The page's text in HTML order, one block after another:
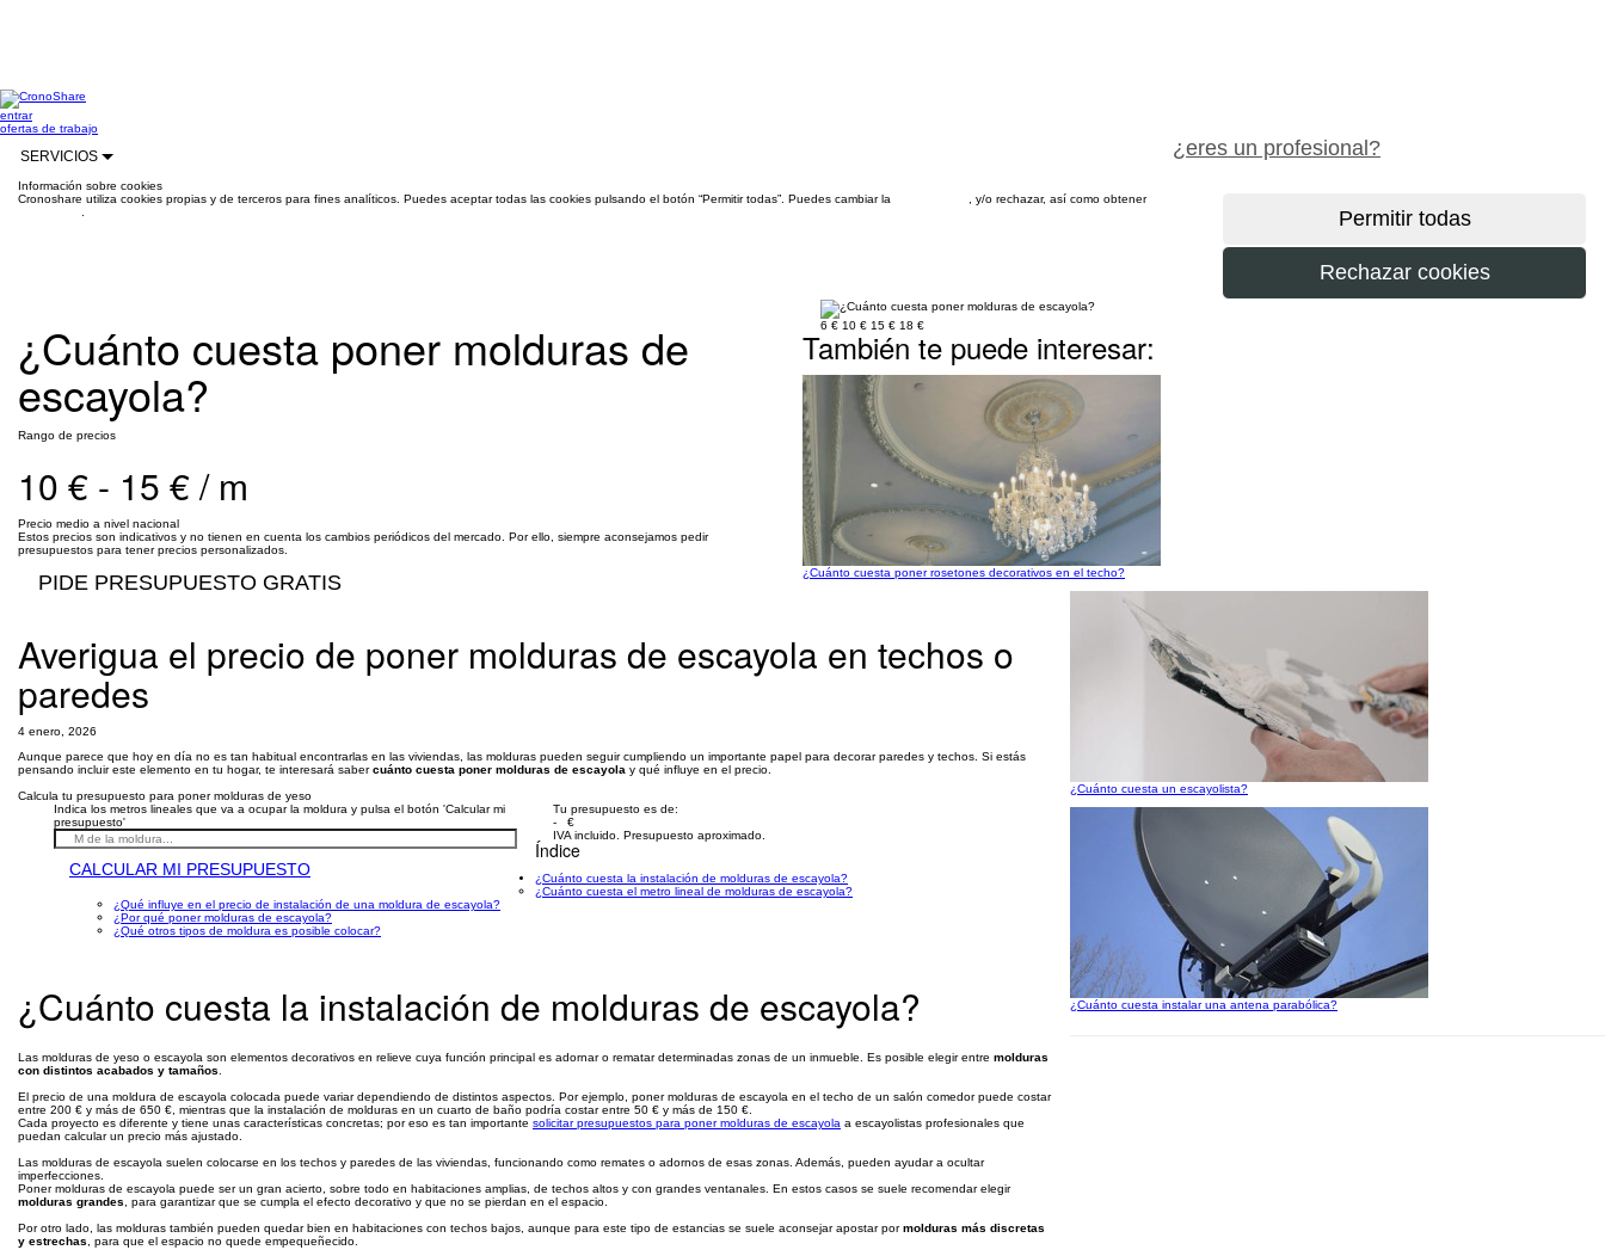
entrar
¿eres un profesional?
ofertas de trabajo
SERVICIOS
Información sobre cookies
Cronoshare utiliza cookies propias y de terceros para fines analíticos. Puedes aceptar todas las cookies pulsando el botón “Permitir todas”. Puedes cambiar la
, y/o rechazar, así como obtener
¿Cuánto cuesta poner molduras de
escayola?
Rango de precios
10 € - 15 € / m
Precio medio a nivel nacional
Estos precios son indicativos y no tienen en cuenta los cambios periódicos del mercado. Por ello, siempre aconsejamos pedir
presupuestos para tener precios personalizados.
PIDE PRESUPUESTO GRATIS
6 € 10 € 15 € 18 €
Averigua el precio de poner molduras de escayola en techos o
paredes
4 enero, 2026
Aunque parece que hoy en día no es tan habitual encontrarlas en las viviendas, las molduras pueden seguir cumpliendo un importante papel para decorar paredes y techos. Si estás
pensando incluir este elemento en tu hogar, te interesará sabercuánto cuesta poner molduras de escayola y qué influye en el precio.
Calcula tu presupuesto para poner molduras de yeso
Indica los metros lineales que va a ocupar la moldura y pulsa el botón 'Calcular mi
presupuesto'
CALCULAR MI PRESUPUESTO
Tu presupuesto es de:
- €
IVA incluido. Presupuesto aproximado.
Índice
¿Cuánto cuesta la instalación de molduras de escayola?
¿Cuánto cuesta el metro lineal de molduras de escayola?
¿Qué influye en el precio de instalación de una moldura de escayola?
¿Por qué poner molduras de escayola?
¿Qué otros tipos de moldura es posible colocar?
¿Cuánto cuesta la instalación de molduras de escayola?
Las molduras de yeso o escayola son elementos decorativos en relieve cuya función principal es adornar o rematar determinadas zonas de un inmueble. Es posible elegir entre molduras
con distintos acabados y tamaños
El precio de una moldura de escayola colocada puede variar dependiendo de distintos aspectos. Por ejemplo, poner molduras de escayola en el techo de un salón comedor puede costar
entre 200 € y más de 650 €, mientras que la instalación de molduras en un cuarto de baño podría costar entre 50 € y más de 150 €.
Cada proyecto es diferente y tiene unas características concretas; por eso es tan importante solicitar presupuestos para poner molduras de escayola a escayolistas profesionales que
puedan calcular un precio más ajustado.
Las molduras de escayola suelen colocarse en los techos y paredes de las viviendas, funcionando como remates o adornos de esas zonas. Además, pueden ayudar a ocultar
imperfecciones.
Poner molduras de escayola puede ser un gran acierto, sobre todo en habitaciones amplias, de techos altos y con grandes ventanales. En estos casos se suele recomendar elegir
molduras grandes , para garantizar que se cumpla el efecto decorativo y que no se pierdan en el espacio.
Por otro lado, las molduras también pueden quedar bien en habitaciones con techos bajos, aunque para este tipo de estancias se suele aconsejar apostar pormolduras más discretas
y estrechas , para que el espacio no quede empequeñecido.
También te puede interesar:
¿Cuánto cuesta poner rosetones decorativos en el techo?
¿Cuánto cuesta un escayolista?
¿Cuánto cuesta instalar una antena parabólica?